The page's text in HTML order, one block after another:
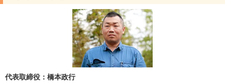
代表取締役：橋本政行